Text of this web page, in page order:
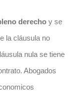
derechoy se
la cláusula no
nula se tiene
Abogados